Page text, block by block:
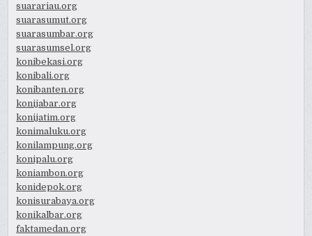
suarariau.org
suarasumut.org
suarasumbar.org
suarasumsel.org
konibekasi.org
konibali.org
konibanten.org
konijabar.org
konijatim.org
konimaluku.org
konilampung.org
konipalu.org
koniambon.org
konidepok.org
konisurabaya.org
konikalbar.org
faktamedan.org